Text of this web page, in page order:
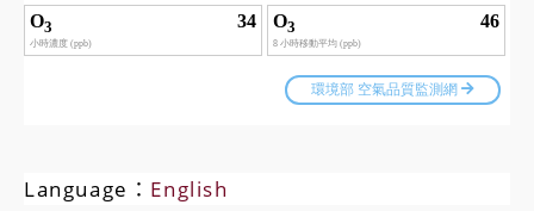
Language： English